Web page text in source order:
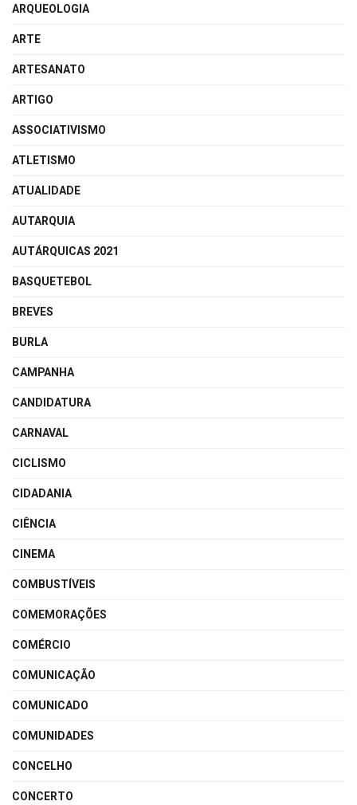
ARQUEOLOGIA
ARTE
ARTESANATO
ARTIGO
ASSOCIATIVISMO
ATLETISMO
ATUALIDADE
AUTARQUIA
AUTÁRQUICAS 2021
BASQUETEBOL
BREVES
BURLA
CAMPANHA
CANDIDATURA
CARNAVAL
CICLISMO
CIDADANIA
CIÊNCIA
CINEMA
COMBUSTÍVEIS
COMEMORAÇÕES
COMÉRCIO
COMUNICAÇÃO
COMUNICADO
COMUNIDADES
CONCELHO
CONCERTO